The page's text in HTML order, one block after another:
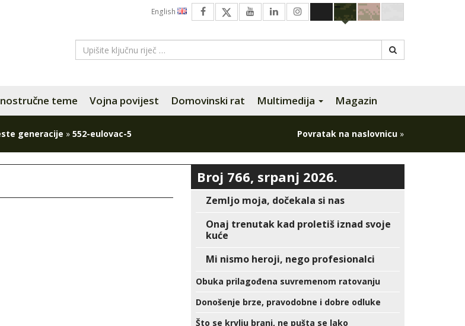
English
teme Vojna povijest Domovinski rat Multimedija Magazin
generacije » 552-eulovac-5 Povratak na naslovnicu »
Broj 766, srpanj 2026.
Zemljo moja, dočekala si nas
Onaj trenutak kad proletiš iznad svoje
kuće
Mi nismo heroji, nego profesionalci
Obuka prilagođena suvremenom ratovanju
Donošenje brze, pravodobne i dobre odluke
Što se krvlju brani, ne pušta se lako